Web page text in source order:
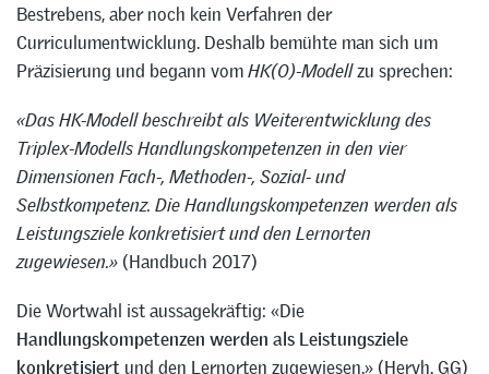
Bestrebens, aber noch kein Verfahren der
Curriculumentwicklung. Deshalb bemühte man sich um
Präzisierung und begann vomHK(O)-Modellzu sprechen:
«Das HK-Modell beschreibt als Weiterentwicklung des
Triplex-Modells Handlungskompetenzen in den vier
Dimensionen Fach-, Methoden-, Sozial- und
Selbstkompetenz. Die Handlungskompetenzen werden als
Leistungsziele konkretisiert und den Lernorten
zugewiesen.» (Handbuch 2017)
Die Wortwahl ist aussagekräftig: «Die
Handlungskompetenzen werden als Leistungsziele
konkretisiert und den Lernorten zugewiesen.» (Hervh. GG)